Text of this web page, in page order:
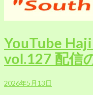
YouTube
vol.127 配信
2026年5月13日